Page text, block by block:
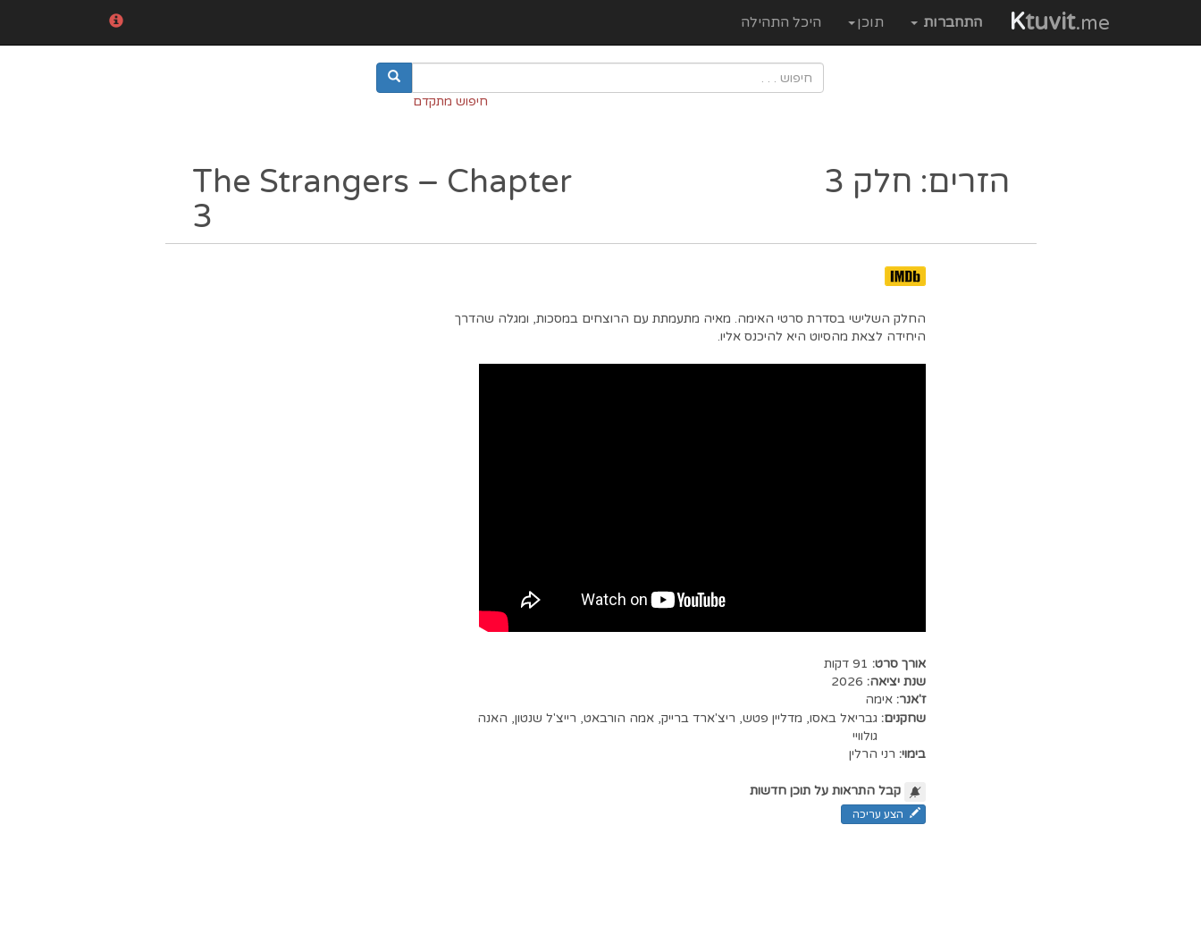
Ktuvit.me התחברות תוכן היכל התהילה
חיפוש מתקדם
הזרים: חלק 3
The Strangers – Chapter
3
החלק השלישי בסדרת סרטי האימה. מאיה מתעמתת עם הרוצחים במסכות, ומגלה שהדרך
היחידה לצאת מהסיוט היא להיכנס אליו.
אורך סרט: 91 דקות
שנת יציאה: 2026
ז'אנר:אימה
שחקנים: גבריאל באסו, מדליין פטש, ריצ'ארד ברייק,אמה הורבאט, רייצ'ל שנטון, האנה
גולוויי
בימוי: רני הרלין
קבל התראות על תוכן חדשות
הצע עריכה